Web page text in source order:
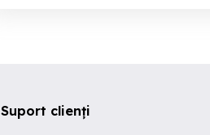
Suport clienți